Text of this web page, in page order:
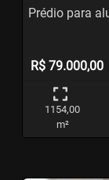
Prédio para
R$ 79.000,00
1154,00
m²